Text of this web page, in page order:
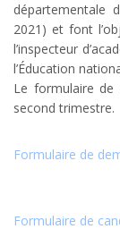
départementale
2021) et font
l’inspecteur
l’Éducation
Le formulaire de
second trimestre.
Formulaire de
Formulaire de